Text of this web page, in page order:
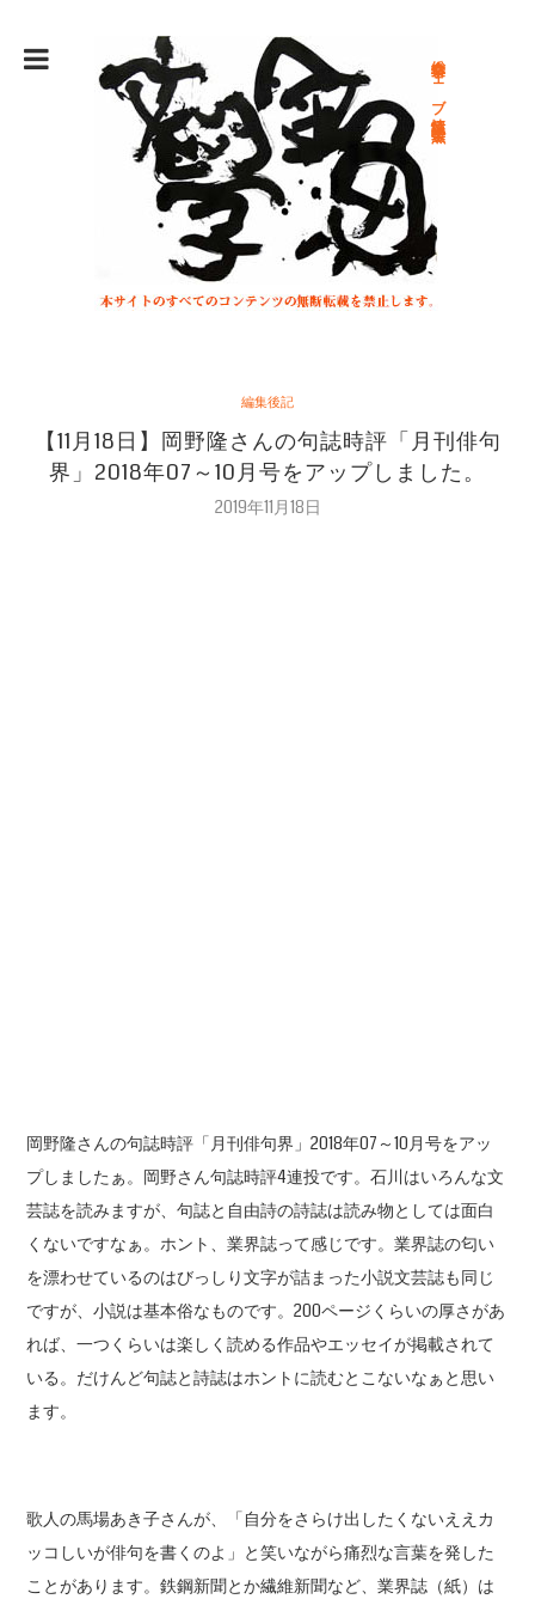
総合文学ウェブ情報誌 文学金魚
編集後記
【11月18日】岡野隆さんの句誌時評「月刊俳句
界」2018年07～10月号をアップしました。
2019年11月18日
岡野隆さんの句誌時評「月刊俳句界」2018年07～10月号をアッ
プしましたぁ。岡野さん句誌時評4連投です。石川はいろんな文
芸誌を読みますが、句誌と自由詩の詩誌は読み物としては面白
くないですなぁ。ホント、業界誌って感じです。業界誌の匂い
を漂わせているのはびっしり文字が詰まった小説文芸誌も同じ
ですが、小説は基本俗なものです。200ページくらいの厚さがあ
れば、一つくらいは楽しく読める作品やエッセイが掲載されて
いる。だけんど句誌と詩誌はホントに読むとこないなぁと思い
ます。
歌人の馬場あき子さんが、「自分をさらけ出したくないええカ
ッコしいが俳句を書くのよ」と笑いながら痛烈な言葉を発した
ことがあります。鉄鋼新聞とか繊維新聞など、業界誌（紙）は